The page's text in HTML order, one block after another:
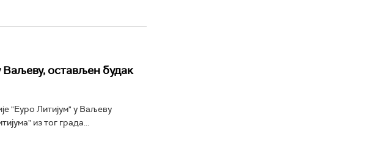
Ваљеву, остављен будак
"Еуро Литијум" у Ваљеву
из тог града...